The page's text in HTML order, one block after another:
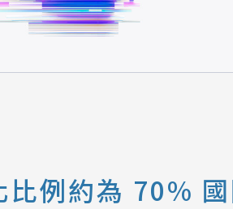
例約為 70%